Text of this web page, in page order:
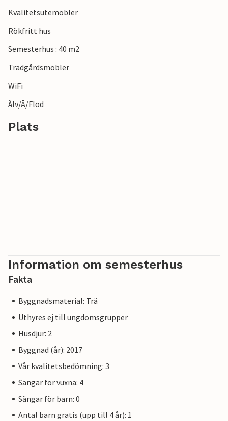
Kvalitetsutemöbler
Rökfritt hus
Semesterhus : 40 m2
Trädgårdsmöbler
WiFi
Älv/Å/Flod
Plats
Information om semesterhus
Fakta
Byggnadsmaterial: Trä
Uthyres ej till ungdomsgrupper
Husdjur: 2
Byggnad (år): 2017
Vår kvalitetsbedömning: 3
Sängar för vuxna: 4
Sängar för barn: 0
Antal barn gratis (upp till 4 år): 1